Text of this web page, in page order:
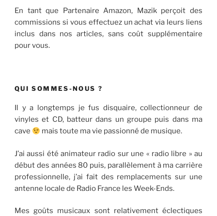
En tant que Partenaire Amazon, Mazik perçoit des
commissions si vous effectuez un achat via leurs liens
inclus dans nos articles, sans coût supplémentaire
pour vous.
QUI SOMMES-NOUS ?
Il y a longtemps je fus disquaire, collectionneur de
vinyles et CD, batteur dans un groupe puis dans ma
cave
mais toute ma vie passionné de musique.
J’ai aussi été animateur radio sur une « radio libre » au
début des années 80 puis, parallèlement à ma carrière
professionnelle, j’ai fait des remplacements sur une
antenne locale de Radio France les Week-Ends.
Mes goûts musicaux sont relativement éclectiques